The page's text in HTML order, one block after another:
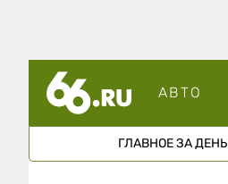
АВТО
ГЛАВНОЕ ЗА ДЕНЬ